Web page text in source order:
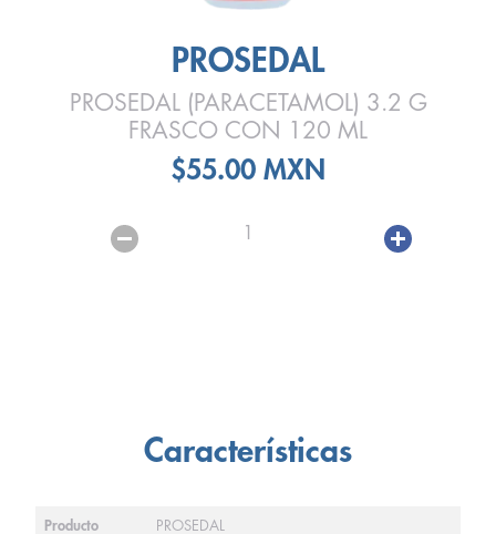
PROSEDAL
PROSEDAL (PARACETAMOL) 3.2 G
FRASCO CON 120 ML
$55.00 MXN
1
Características
Producto PROSEDAL